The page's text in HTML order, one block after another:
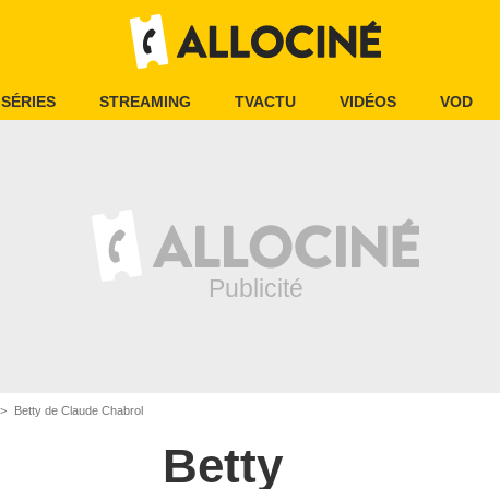
SÉRIES STREAMING TVACTU VIDÉOS VOD
Betty de Claude Chabrol
Betty